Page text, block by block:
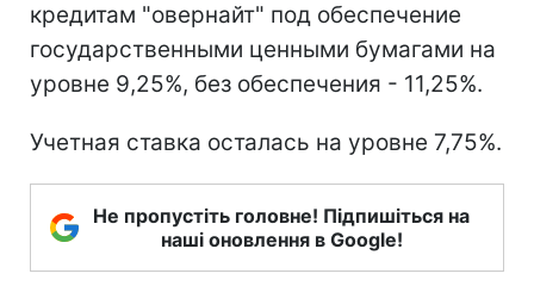
кредитам "овернайт" под обеспечение
государственными ценными бумагами на
уровне 9,25%, без обеспечения - 11,25%.
Учетная ставка осталась на уровне 7,75%.
Не пропустіть головне! Підпишіться на
наші оновлення в Google!